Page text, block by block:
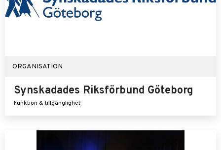
ORGANISATION
Synskadades Riksförbund Göteborg
Funktion & tillgänglighet